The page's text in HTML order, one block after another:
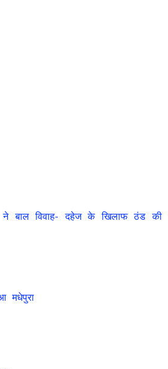
ने बाल विवाह- दहेज के खिलाफ ठंड की
मधेपुरा